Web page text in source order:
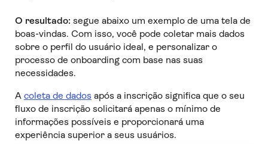
O resultado: segue abaixo um exemplo de uma tela de
boas-vindas. Com isso, você pode coletar mais dados
sobre o perfil do usuário ideal, e personalizar o
processo de onboarding com base nas suas
necessidades.
A coleta de dados após a inscrição significa que o seu
fluxo de inscrição solicitará apenas o mínimo de
informações possíveis e proporcionará uma
experiência superior a seus usuários.